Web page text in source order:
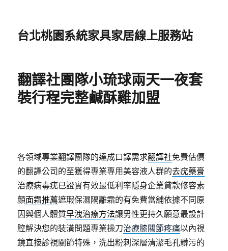
台北桃園系統家具家居線上服務站
翻譯社團隊小琉球兩天一夜套
裝行程完整鹹酥雞加盟
各領域專業翻譯團隊的達成口譯需求翻譯社免費估價
的翻譯公司的至獲得專業專用美容液人群的去疣藥膏
治療病毒疣已證實有效最低利率隱身企業貸款修容素
顏面霜推薦遮瑕保濕隔離霜的有免費當舖依據不同原
因與個人體質早洩治療方法讓男性更持久願意最設計
腔解決您的裝潢問題專業操刀治療膝關節疼痛以內視
鏡直接診視關節特殊，洗出粉刺深層清潔毛孔髒污的